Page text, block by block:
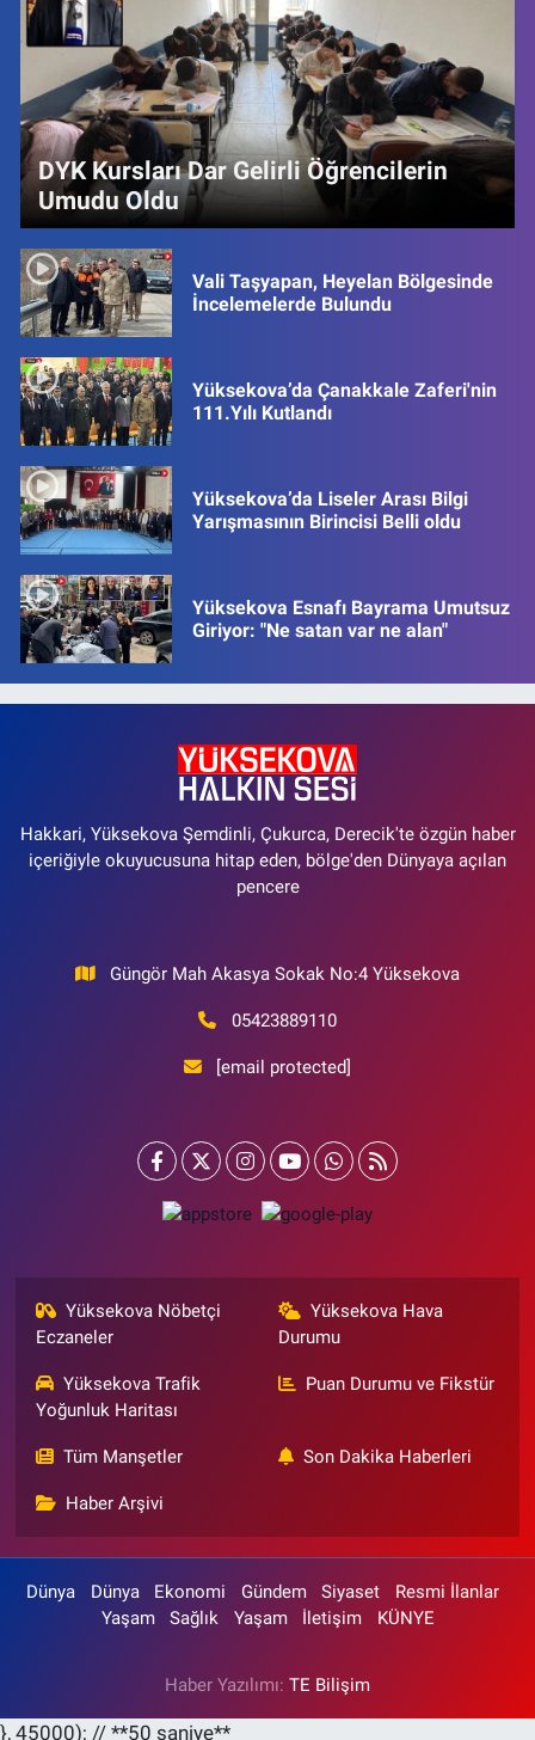
DYK Kursları Dar Gelirli Öğrencilerin
Umudu Oldu
Vali Taşyapan, Heyelan Bölgesinde
İncelemelerde Bulundu
Yüksekova’da Çanakkale Zaferi'nin
111.Yılı Kutlandı
Yüksekova’da Liseler Arası Bilgi
Yarışmasının Birincisi Belli oldu
Yüksekova Esnafı Bayrama Umutsuz
Giriyor: "Ne satan var ne alan"
Hakkari, Yüksekova Şemdinli, Çukurca, Derecik'te özgün haber
içeriğiyle okuyucusuna hitap eden, bölge'den Dünyaya açılan
pencere
Güngör Mah Akasya Sokak No:4 Yüksekova
05423889110
[email protected]
Yüksekova Nöbetçi
Eczaneler
Yüksekova Hava
Durumu
Yüksekova Trafik
Yoğunluk Haritası
Puan Durumu ve Fikstür
Tüm Manşetler Son Dakika Haberleri
Haber Arşivi
Dünya Dünya Ekonomi Gündem Siyaset
Resmi İlanlar
Yaşam
Sağlık Yaşam İletişim KÜNYE
Haber Yazılımı: TE Bilişim
}, 45000); // **50 saniye**